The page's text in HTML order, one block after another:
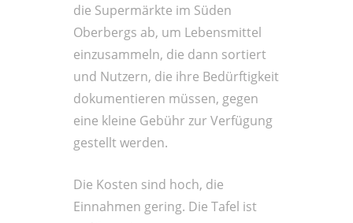
die Supermärkte im Süden
Oberbergs ab, um Lebensmittel
einzusammeln, die dann sortiert
und Nutzern, die ihre Bedürftigkeit
dokumentieren müssen, gegen
eine kleine Gebühr zur Verfügung
gestellt werden.
Die Kosten sind hoch, die
Einnahmen gering. Die Tafel ist